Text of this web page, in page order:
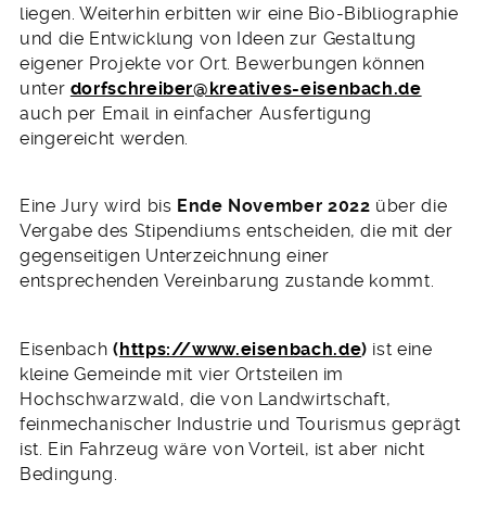
liegen. Weiterhin erbitten wir eine Bio-Bibliographie
und die Entwicklung von Ideen zur Gestaltung
eigener Projekte vor Ort. Bewerbungen können
unter dorfschreiber@kreatives-eisenbach.de
auch per Email in einfacher Ausfertigung
eingereicht werden.
Eine Jury wird bis Ende November 2022 über die
Vergabe des Stipendiums entscheiden, die mit der
gegenseitigen Unterzeichnung einer
entsprechenden Vereinbarung zustande kommt.
Eisenbach(https://www.eisenbach.de) ist eine
kleine Gemeinde mit vier Ortsteilen im
Hochschwarzwald, die von Landwirtschaft,
feinmechanischer Industrie und Tourismus geprägt
ist. Ein Fahrzeug wäre von Vorteil, ist aber nicht
Bedingung.